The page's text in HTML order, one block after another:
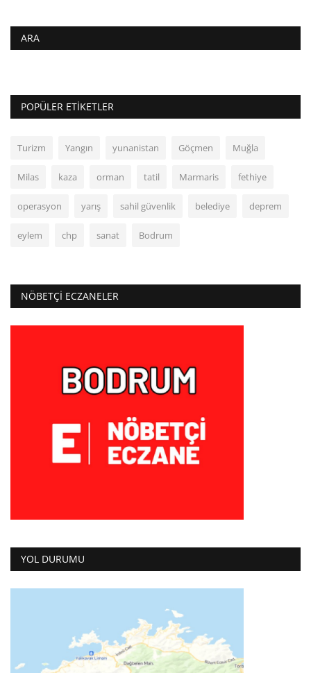
ARA
POPÜLER ETIKETLER
Turizm Yangın yunanistan Göçmen Muğla
Milas kaza orman tatil Marmaris fethiye
operasyon yarış sahil güvenlik belediye deprem
eylem chp sanat Bodrum
NÖBETÇI ECZANELER
YOL DURUMU